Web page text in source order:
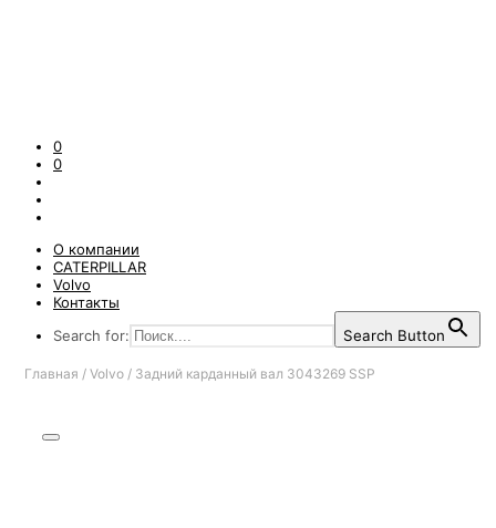
0
0
О компании
CATERPILLAR
Volvo
Контакты
Search for:
Search Button
Главная / Volvo / Задний карданный вал 3043269 SSP